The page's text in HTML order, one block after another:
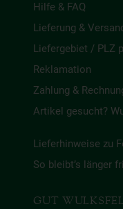
Hilfe & FAQ
Lieferung &
Liefergebiet / PLZ
Reklamation
Zahlung &
Artikel gesucht?
Lieferhinweise zu
So bleibt’s länger
GUT